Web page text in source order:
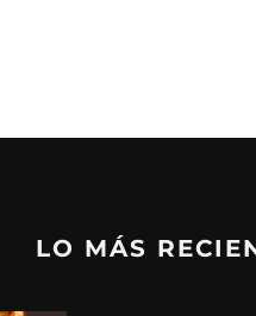
LO MÁS